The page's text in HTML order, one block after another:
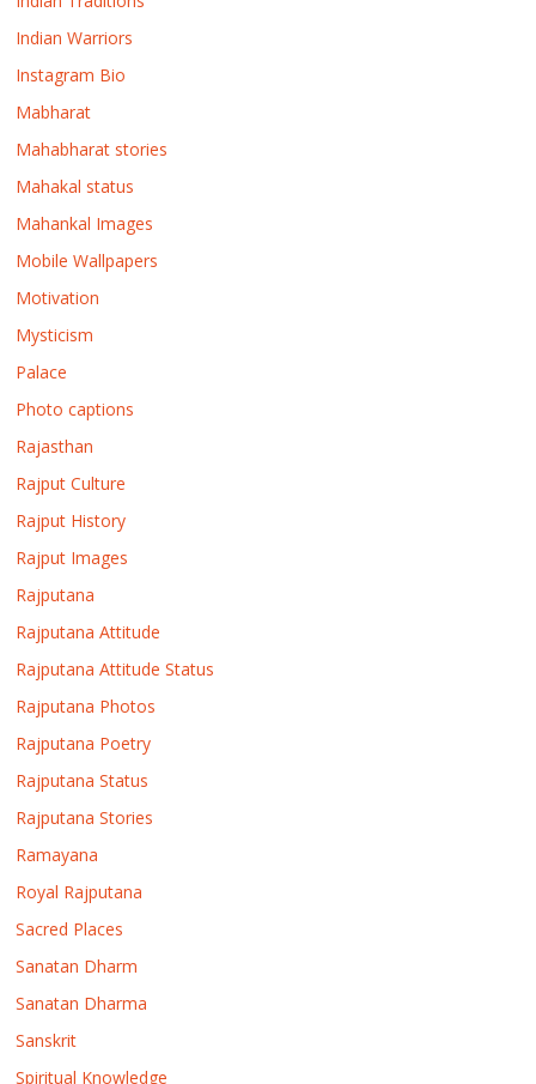
Indian Warriors
Instagram Bio
Mabharat
Mahabharat stories
Mahakal status
Mahankal Images
Mobile Wallpapers
Motivation
Mysticism
Palace
Photo captions
Rajasthan
Rajput Culture
Rajput History
Rajput Images
Rajputana
Rajputana Attitude
Rajputana Attitude Status
Rajputana Photos
Rajputana Poetry
Rajputana Status
Rajputana Stories
Ramayana
Royal Rajputana
Sacred Places
Sanatan Dharm
Sanatan Dharma
Sanskrit
Spiritual Knowledge